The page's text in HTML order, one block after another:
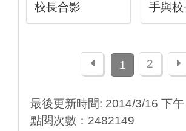
校長合影
手與
上一頁1 2
最後更新時間: 2014/3/16 下
點閱次數：2482149